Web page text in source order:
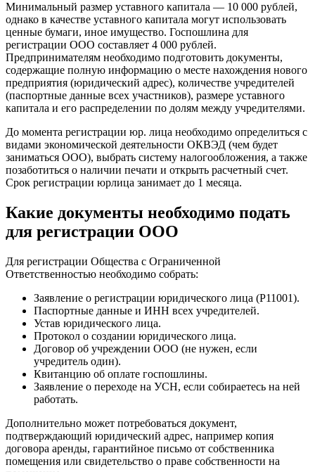
Минимальный размер уставного капитала — 10 000 рублей,
однако в качестве уставного капитала могут использовать
ценные бумаги, иное имущество. Госпошлина для
регистрации ООО составляет 4 000 рублей.
Предпринимателям необходимо подготовить документы,
содержащие полную информацию о месте нахождения нового
предприятия (юридический адрес), количестве учредителей
(паспортные данные всех участников), размере уставного
капитала и его распределении по долям между учредителями.
До момента регистрации юр. лица необходимо определиться с
видами экономической деятельности ОКВЭД (чем будет
заниматься ООО), выбрать систему налогообложения, а также
позаботиться о наличии печати и открыть расчетный счет.
Срок регистрации юрлица занимает до 1 месяца.
Какие документы необходимо подать
для регистрации ООО
Для регистрации Общества с Ограниченной
Ответственностью необходимо собрать:
Заявление о регистрации юридического лица (Р11001).
Паспортные данные и ИНН всех учредителей.
Устав юридического лица.
Протокол о создании юридического лица.
Договор об учреждении ООО (не нужен, если
учредитель один).
Квитанцию об оплате госпошлины.
Заявление о переходе на УСН, если собираетесь на ней
работать.
Дополнительно может потребоваться документ,
подтверждающий юридический адрес, например копия
договора аренды, гарантийное письмо от собственника
помещения или свидетельство о праве собственности на